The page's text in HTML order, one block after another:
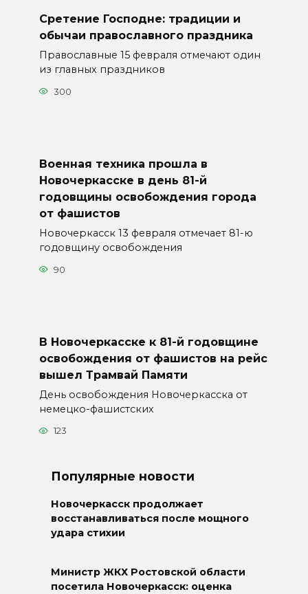
Сретение Господне: традиции и
обычаи православного праздника
Православные 15 февраля отмечают один
из главных праздников
300
Военная техника прошла в
Новочеркасске в день 81-й
годовщины освобождения города
от фашистов
Новочеркасск 13 февраля отмечает 81-ю
годовщину освобождения
90
В Новочеркасске к 81-й годовщине
освобождения от фашистов на рейс
вышел Трамвай Памяти
День освобождения Новочеркасска от
немецко-фашистских
123
Популярные новости
Новочеркасск продолжает
восстанавливаться после мощного
удара стихии
Министр ЖКХ Ростовской области
посетила Новочеркасск: оценка